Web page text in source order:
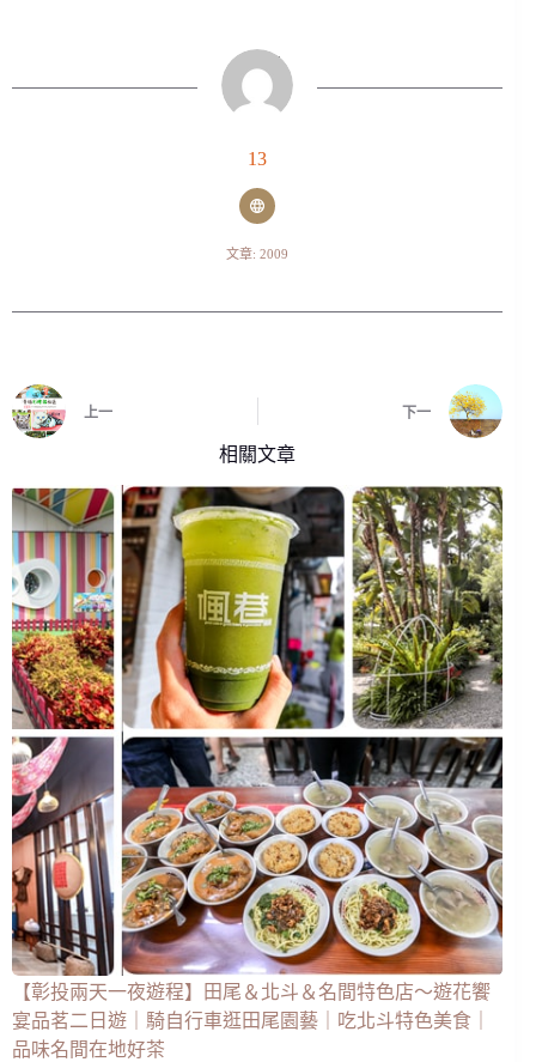
13
文章: 2009
上一 下一
相關文章
【彰投兩天一夜遊程】田尾＆北斗＆名間特色店～遊花饗
宴品茗二日遊｜騎自行車逛田尾園藝｜吃北斗特色美食｜
品味名間在地好茶